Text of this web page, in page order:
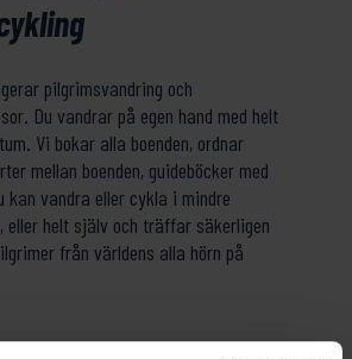
pilgrimsvandring och
Du vandrar på egen hand med helt
Vi bokar alla boenden, ordnar
mellan boenden, guideböcker med
kan vandra eller cykla i mindre
eller helt själv och träffar säkerligen
från världens alla hörn på